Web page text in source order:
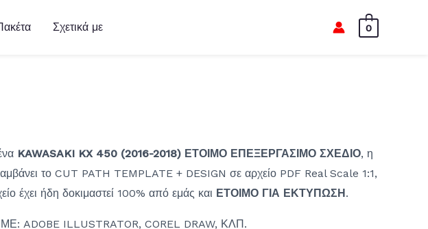
Σχετικά με 0
KAWASAKI KX 450 (2016-2018) ΕΤΟΙΜΟ ΕΠΕΞΕΡΓΑΣΙΜΟ ΣΧΕΔΙΟ, η
το CUT PATH TEMPLATE + DESIGN σε αρχείο PDF Real Scale 1:1,
έχει ήδη δοκιμαστεί 100% από εμάς και ΕΤΟΙΜΟ ΓΙΑ ΕΚΤΥΠΩΣΗ.
ADOBE ILLUSTRATOR, COREL DRAW, ΚΛΠ.